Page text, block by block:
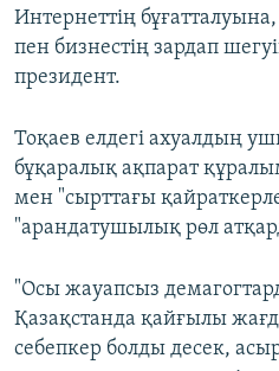
Интернеттің
пен бизнестің зардап
президент.
Тоқаев елдегі ахуалдың
бұқаралық ақпарат
мен "сырттағы
"арандатушылық рөл
"Осы жауапсыз
Қазақстанда қайғылы
себепкер болды десек,